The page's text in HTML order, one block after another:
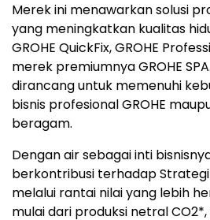
Merek ini menawarkan solusi
yang meningkatkan kualitas
GROHE QuickFix, GROHE
merek premiumnya GROHE
dirancang untuk memenuhi
bisnis profesional GROHE
beragam.
Dengan air sebagai inti
berkontribusi terhadap Strategi
melalui rantai nilai yang lebih
mulai dari produksi netral